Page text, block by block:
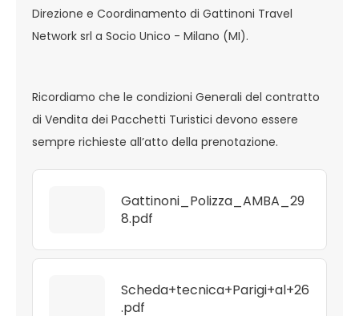
Direzione e Coordinamento di Gattinoni Travel
Network srl a Socio Unico - Milano (MI).
Ricordiamo che le condizioni Generali del contratto
di Vendita dei Pacchetti Turistici devono essere
sempre richieste all’atto della prenotazione.
Gattinoni_Polizza_AMBA_29
8.pdf
Scheda+tecnica+Parigi+al+26
.pdf